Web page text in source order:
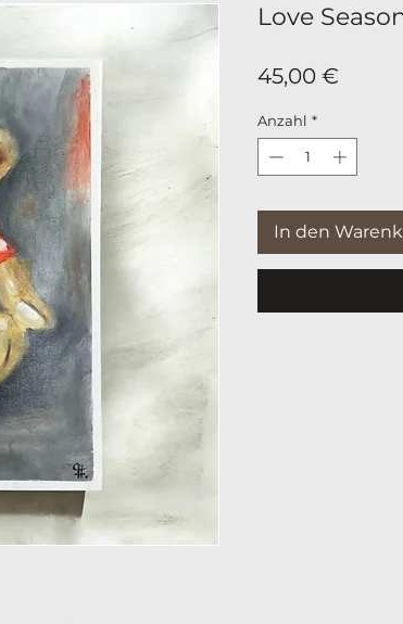
Love
45,00 €
Anzahl *
In den